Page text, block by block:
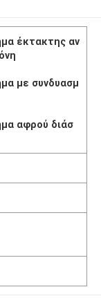
έκτακτης αν
με συνδυασμ
αφρού διάσ